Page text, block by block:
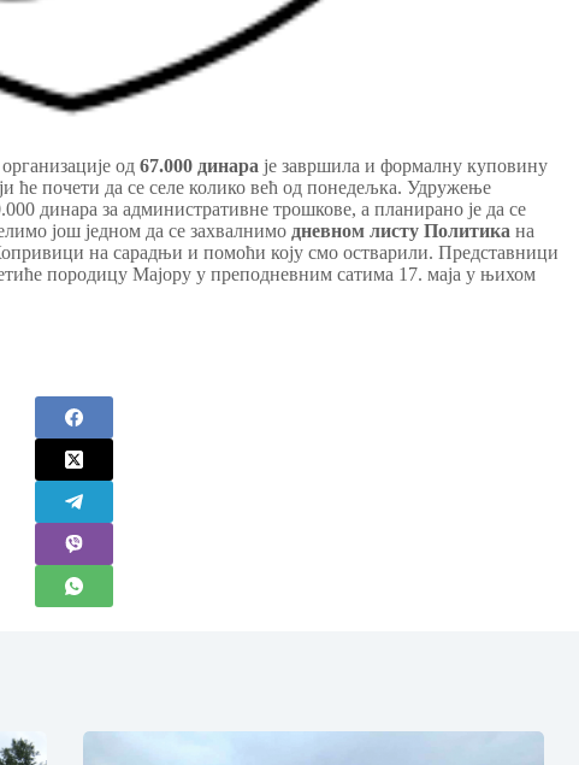
од 67.000 динара је завршила и формалну куповину
ће почети да се селе колико већ од понедељка. Удружење
динара за административне трошкове, а планирано је да се
још једном да се захвалнимо дневном листу Политика на
на сарадњи и помоћи коју смо остварили. Представници
породицу Мајору у преподневним сатима 17. маја у њихом